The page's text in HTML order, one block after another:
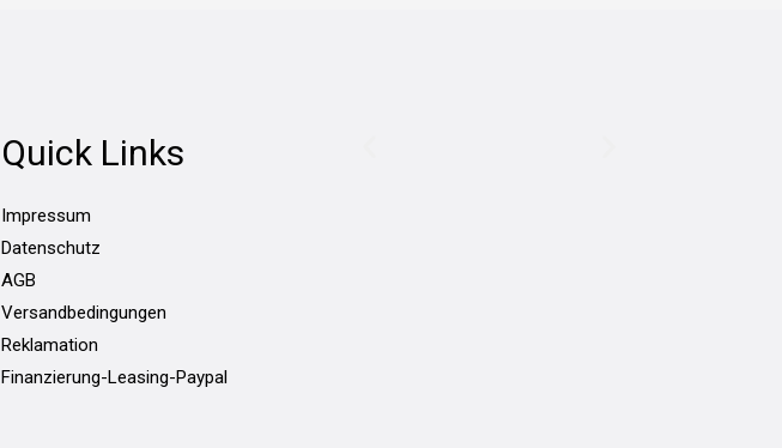
Quick Links
Impressum
Datenschutz
AGB
Versandbedingungen
Reklamation
Finanzierung-Leasing-Paypal